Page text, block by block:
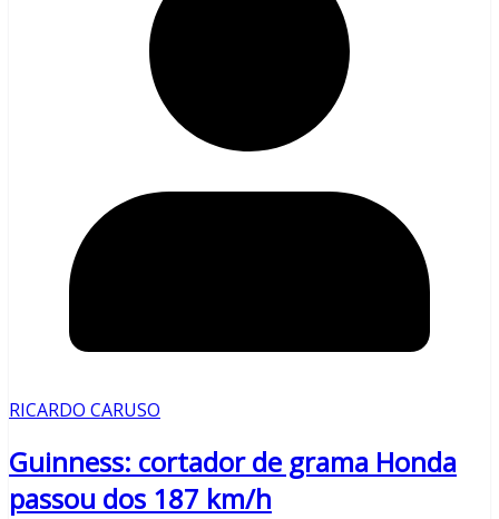
RICARDO CARUSO
Guinness: cortador de grama Honda
passou dos 187 km/h